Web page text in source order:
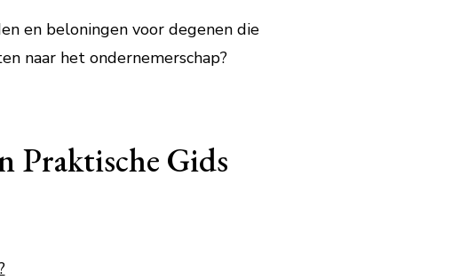
en beloningen voor degenen die
naar het ondernemerschap?
Praktische Gids